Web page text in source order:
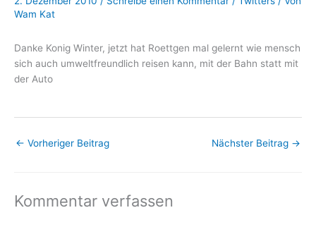
Wam Kat
Danke Konig Winter, jetzt hat Roettgen mal gelernt wie mensch
sich auch umweltfreundlich reisen kann, mit der Bahn statt mit
der Auto
← Vorheriger Beitrag Nächster Beitrag →
Kommentar verfassen